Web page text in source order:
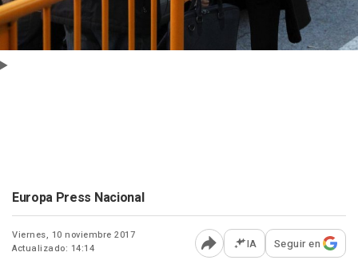
Europa Press Nacional
Viernes, 10 noviembre 2017
Actualizado: 14:14
Abrir opciones para
IA Seguir en